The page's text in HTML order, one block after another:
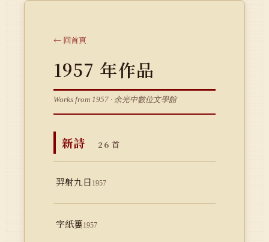
← 回首頁
1957 年作品
Works from 1957 · 余光中數位文學館
新詩 26 首
羿射九日 1957
字紙簍1957